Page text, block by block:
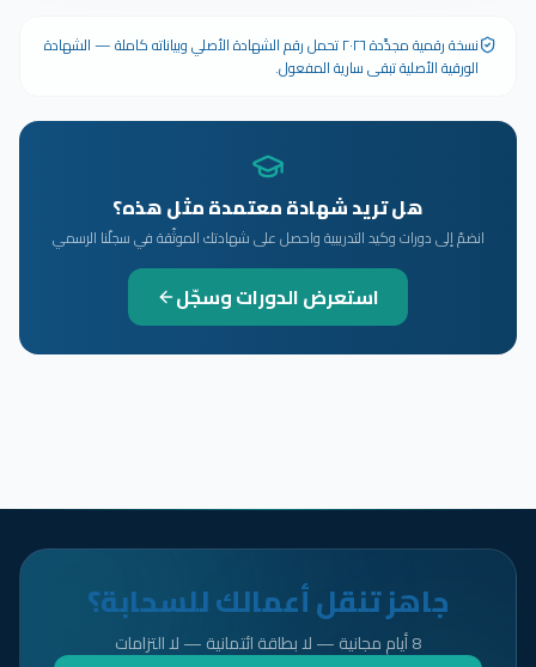
نسخة رقمية مجدَّدة ٢٠٢٦ تحمل رقم الشهادة الأصلي وبياناته كاملة — الشهادة
الورقية الأصلية تبقى سارية المفعول.
هل تريد شهادة معتمدة مثل هذه؟
انضمّ إلى دورات وكيد التدريبية واحصل على شهادتك الموثّقة في سجلّنا الرسمي
استعرض الدورات وسجّل
جاهز تنقل أعمالك للسحابة؟
8 أيام مجانية — لا بطاقة ائتمانية — لا التزامات